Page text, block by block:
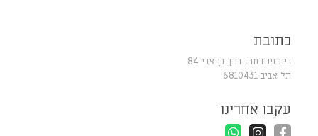
כתובת
בית פנורמה, דרך בן צבי 84
תל אביב 6810431
עקבו אחרינו